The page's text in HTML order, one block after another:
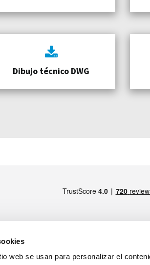
web se usan para personalizar el
Dibujo técnico DWG